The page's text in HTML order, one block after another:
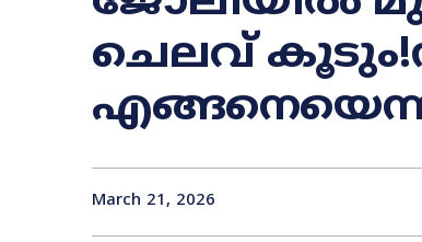
ചെലവ്
March 21, 2026